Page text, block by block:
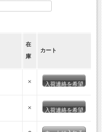
在
庫
カート
× 入荷連絡を希望
× 入荷連絡を希望